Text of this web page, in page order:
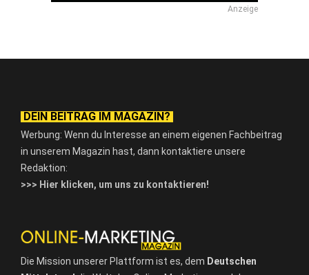
Anzeige
DEIN BEITRAG IM MAGAZIN?
Werbung: Wenn du Interesse an einem eigenen Fachbeitrag
in unserem Magazin hast, dann kontaktiere unsere
Redaktion:
>>> Hier klicken, um uns zu kontaktieren!
Die Mission unserer Plattform ist es, dem Deutschen